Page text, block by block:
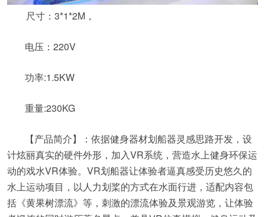
尺寸：3*1*2M，
电压：220V
功率:1.5KW
重量:230KG
【产品简介】：依据健身器材划船器灵感思路开发，设
计炫丽真实的硬件外形，加入VR系统，营造水上健身环保运
动的戏水VR体验。VR划船器让体验者逼真感受历史悠久的
水上运动项目，以人力划桨的方式在水面行进，适配内容包
括《黄果树漂流》等，刺激的漂流体验及景观游览，让体验